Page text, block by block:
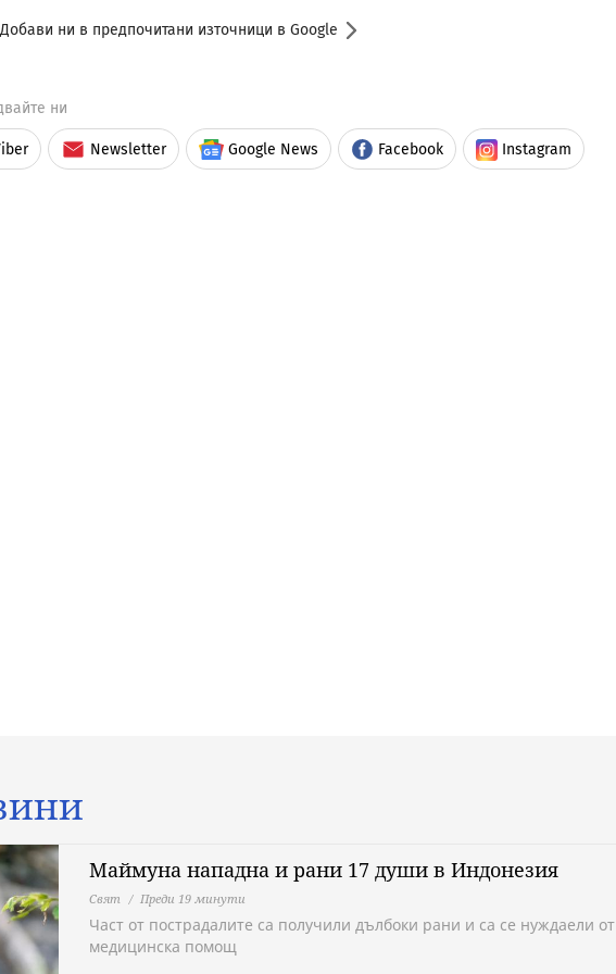
Добави ни в предпочитани източници в Google
ни
Newsletter Google News Facebook Instagram
Маймуна нападна и рани 17 души в Индонезия
Свят Преди 19 минути
Част от пострадалите са получили дълбоки рани и са се нуждаели от
медицинска помощ